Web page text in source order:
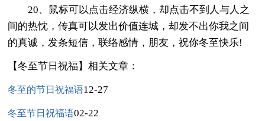
20、鼠标可以点击经济纵横，却点击不到人与人之
间的热忱，传真可以发出价值连城，却发不出你我之间
的真诚，发条短信，联络感情，朋友，祝你冬至快乐!
【冬至节日祝福】相关文章：
冬至的节日祝福语12-27
冬至节日祝福语02-22